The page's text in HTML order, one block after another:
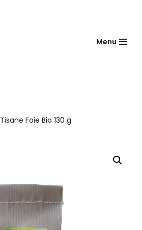
Menu
Tisane Foie Bio 130 g